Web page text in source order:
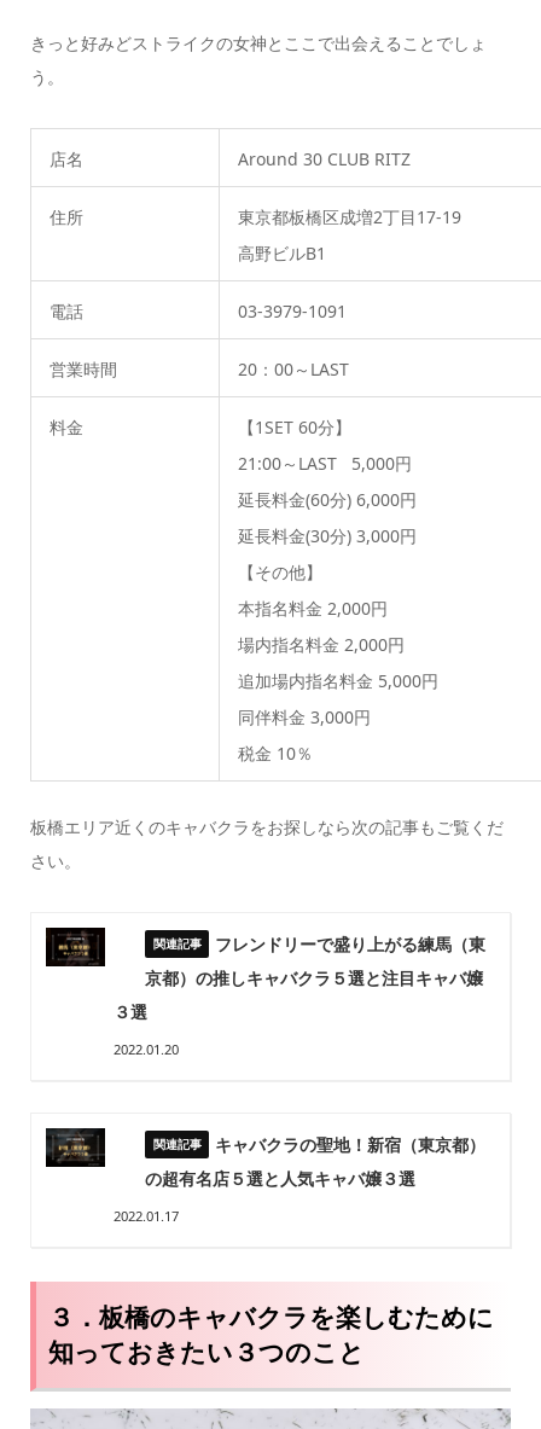
きっと好みどストライクの女神とここで出会えることでしょ
う。
店名 Around 30 CLUB RITZ
住所
東京都板橋区成増2丁目17-19
高野ビルB1
電話 03-3979-1091
営業時間 20：00～LAST
料金
【1SET 60分】
21:00～LAST 5,000円
延長料金(60分) 6,000円
延長料金(30分) 3,000円
【その他】
本指名料金 2,000円
場内指名料金 2,000円
追加場内指名料金 5,000円
同伴料金 3,000円
税金 10％
板橋エリア近くのキャバクラをお探しなら次の記事もご覧くだ
さい。
フレンドリーで盛り上がる練馬（東
京都）の推しキャバクラ５選と注目キャバ嬢
３選
2022.01.20
キャバクラの聖地！新宿（東京都）
の超有名店５選と人気キャバ嬢３選
2022.01.17
３．板橋のキャバクラを楽しむために
知っておきたい３つのこと